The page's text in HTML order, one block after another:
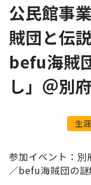
公民館事
賊団と伝
befu海賊
し」＠別
生
参加イベント：別
／befu海賊団の